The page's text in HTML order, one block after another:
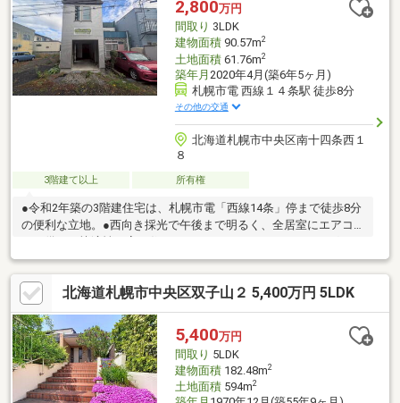
2,800万円
間取り 3LDK
建物面積90.57m2
土地面積61.76m2
築年月 2020年4月(築6年5ヶ月)
札幌市電 西線１４条駅 徒歩8分
その他の交通
北海道札幌市中央区南十四条西１
８
3階建て以上 所有権
●令和2年築の3階建住宅は、札幌市電「西線14条」停まで徒歩8分
の便利な立地。●西向き採光で午後まで明るく、全居室にエアコ
ターを採用し、追焚機能、温水洗浄便座、シャワールームなど設
備も充実。●モニター付インターホンやディンプルキーにより、
防犯性にも配慮されています。●洋室は4.9帖、5.6帖、6.8帖と使い
勝手の良い間取りで、3300万円で新しい暮らしをすぐに始められ
る空家物件です。
北海道札幌市中央区双子山２ 5,400万円 5LDK
5,400万円
間取り 5LDK
建物面積182.48m2
土地面積594m2